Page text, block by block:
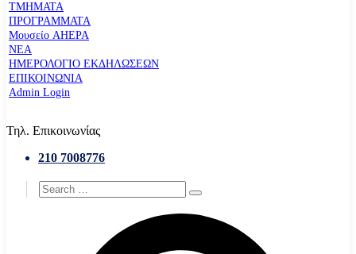
ΤΜΗΜΑΤΑ
ΠΡΟΓΡΑΜΜΑΤΑ
Μουσείο AHEPA
ΝΕΑ
ΗΜΕΡΟΛΟΓΙΟ ΕΚΔΗΛΩΣΕΩΝ
ΕΠΙΚΟΙΝΩΝΙΑ
Admin Login
Τηλ. Επικοινωνίας
210 7008776